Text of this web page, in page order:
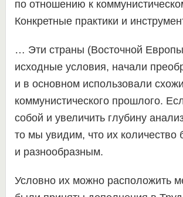
по отношению к
Конкретные практики и
… Эти страны (Восточной
исходные условия, начали
и в основном использовали
коммунистического прошлого.
собой и увеличить глубину
то мы увидим, что их
и разнообразным.
Условно их можно расположить